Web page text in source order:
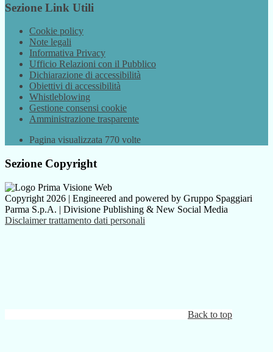
Sezione Link Utili
Cookie policy
Note legali
Informativa Privacy
Ufficio Relazioni con il Pubblico
Dichiarazione di accessibilità
Obiettivi di accessibilità
Whistleblowing
Gestione consensi cookie
Amministrazione trasparente
Pagina visualizzata 770 volte
Sezione Copyright
Copyright 2026 | Engineered and powered by Gruppo Spaggiari
Parma S.p.A. | Divisione Publishing & New Social Media
Disclaimer trattamento dati personali
Back to top